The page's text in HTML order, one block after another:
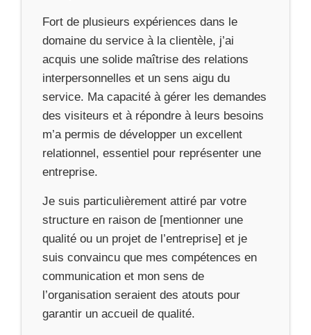
Fort de plusieurs expériences dans le
domaine du service à la clientèle, j’ai
acquis une solide maîtrise des relations
interpersonnelles et un sens aigu du
service. Ma capacité à gérer les demandes
des visiteurs et à répondre à leurs besoins
m’a permis de développer un excellent
relationnel, essentiel pour représenter une
entreprise.
Je suis particulièrement attiré par votre
structure en raison de [mentionner une
qualité ou un projet de l’entreprise] et je
suis convaincu que mes compétences en
communication et mon sens de
l’organisation seraient des atouts pour
garantir un accueil de qualité.